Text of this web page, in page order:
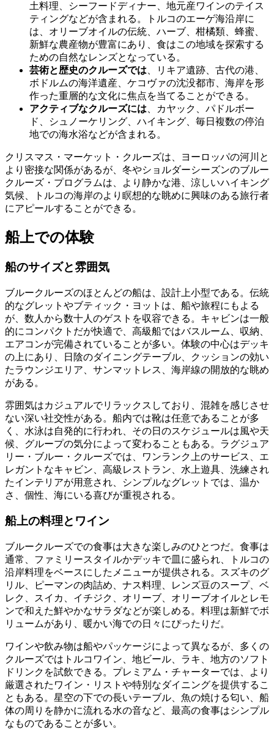
土料理、シーフードディナー、地元産ワインのテイス
ティングなどが含まれる。トルコのエーゲ海沿岸に
は、オリーブオイルの伝統、ハーブ、柑橘類、蜂蜜、
新鮮な農産物が豊富にあり、食はこの地域を探索する
ための自然なレンズとなっている。
芸術と歴史のクルーズでは 、リキア遺跡、古代の港、
ボドルムの海洋遺産、ケコヴァの沈没都市、海岸を形
作った重層的な文化に焦点を当てることができる。
アクティブなクルーズには 、カヤック、パドルボー
ド、シュノーケリング、ハイキング、毎日複数の停泊
地での海水浴などが含まれる。
クリスマス・マーケット・クルーズは、ヨーロッパの河川と
より密接な関係があるが、冬やショルダーシーズンのブルー
クルーズ・プログラムは、より静かな港、涼しいハイキング
気候、トルコの海岸のより瞑想的な眺めに興味のある旅行者
にアピールすることができる。
船上での体験
船のサイズと雰囲気
ブルークルーズのほとんどの船は、設計上小型である。伝統
的なグレットやブティック・ヨットは、船や旅程にもよる
が、数人から数十人のゲストを収容できる。キャビンは一般
的にコンパクトだが快適で、高級船ではバスルーム、収納、
エアコンが完備されていることが多い。体験の中心はデッキ
の上にあり、日陰のダイニングテーブル、クッションの効い
たラウンジエリア、サンマットレス、海岸線の開放的な眺め
がある。
雰囲気はカジュアルでリラックスしており、混雑を感じさせ
ない深い社交性がある。船内では靴は任意であることが多
く、水泳は自発的に行われ、その日のスケジュールは風や天
候、グループの気分によって変わることもある。ラグジュア
リー・ブルー・クルーズでは、ワンランク上のサービス、エ
レガントなキャビン、高級レストラン、水上遊具、洗練され
たインテリアが用意され、シンプルなグレットでは、温か
さ、個性、海にいる喜びが重視される。
船上の料理とワイン
ブルークルーズでの食事は大きな楽しみのひとつだ。食事は
通常、ファミリースタイルかデッキで皿に盛られ、トルコの
沿岸料理をベースにしたメニューが提供される。スズキのグ
リル、ピーマンの肉詰め、ナス料理、レンズ豆のスープ、ベ
レク、スイカ、イチジク、オリーブ、オリーブオイルとレモ
ンで和えた鮮やかなサラダなどが楽しめる。料理は新鮮でボ
リュームがあり、暖かい海での日々にぴったりだ。
ワインや飲み物は船やパッケージによって異なるが、多くの
クルーズではトルコワイン、地ビール、ラキ、地方のソフト
ドリンクを試飲できる。プレミアム・チャーターでは、より
厳選されたワイン・リストや特別なダイニングを提供するこ
ともある。星空の下での長いテーブル、魚の焼ける匂い、船
体の周りを静かに流れる水の音など、最高の食事はシンプル
なものであることが多い。